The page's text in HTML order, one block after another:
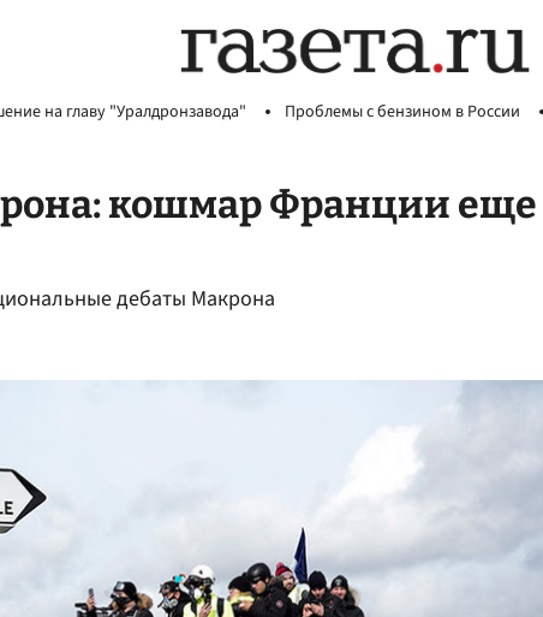
на главу "Уралдронзавода" Проблемы с бензином в России
кошмар Франции еще
дебаты Макрона